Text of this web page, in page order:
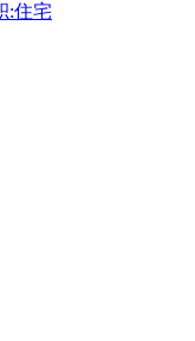
:住宅